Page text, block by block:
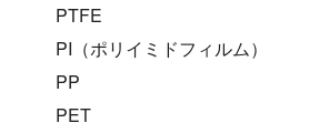
PTFE
PI（ポリイミドフィルム）
PP
PET